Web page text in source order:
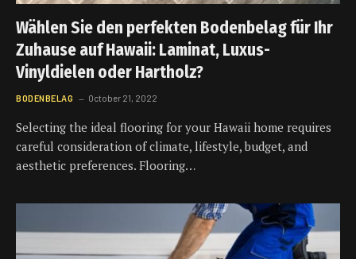
Wählen Sie den perfekten Bodenbelag für Ihr
Zuhause auf Hawaii: Laminat, Luxus-
Vinyldielen oder Hartholz?
BODENBELAG October 21, 2022
Selecting the ideal flooring for your Hawaii home requires
careful consideration of climate, lifestyle, budget, and
aesthetic preferences. Flooring…